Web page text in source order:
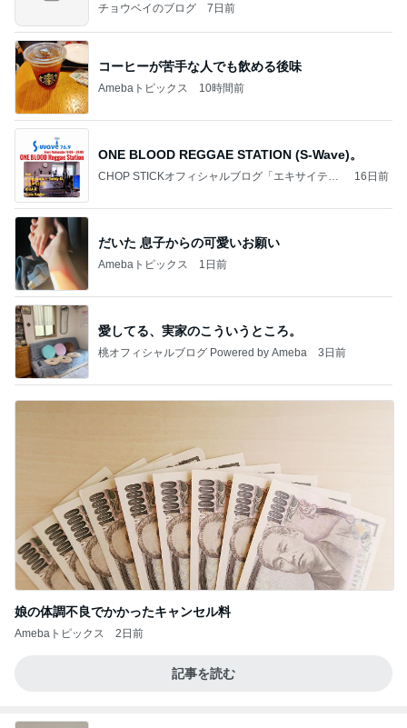
チョウベイのブログ 7日前
コーヒーが苦手な人でも飲める後味
Amebaトピックス 10時間前
ONE BLOOD REGGAE STATION (S-Wave)。
CHOP STICKオフィシャルブログ「エキサイティ
16日前
だいた 息子からの可愛いお願い
Amebaトピックス 1日前
愛してる、実家のこういうところ。
桃オフィシャルブログ Powered by Ameba 3日前
娘の体調不良でかかったキャンセル料
Amebaトピックス 2日前
記事を読む